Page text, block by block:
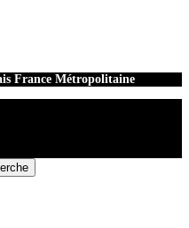
France Métropolitaine